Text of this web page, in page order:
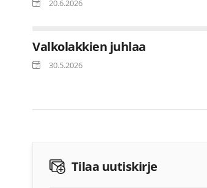
20.6.2026
Valkolakkien juhlaa
30.5.2026
Tilaa uutiskirje